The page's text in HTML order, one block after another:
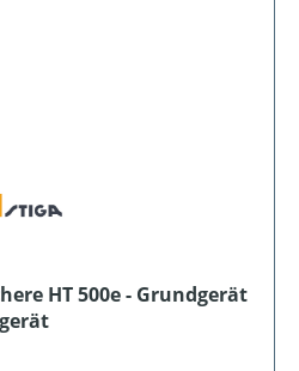
HT 500e - Grundgerät